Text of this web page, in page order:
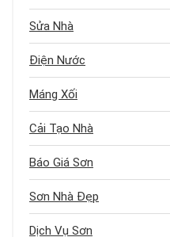
Sửa Nhà
Điện Nước
Máng Xối
Cải Tạo Nhà
Báo Giá Sơn
Sơn Nhà Đẹp
Dịch Vụ Sơn